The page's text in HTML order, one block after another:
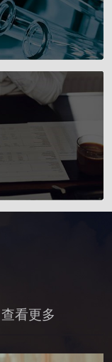
查看更多